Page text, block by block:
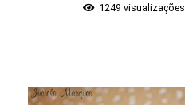
1249 visualizações